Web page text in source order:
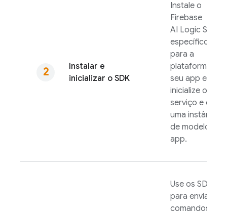
Instalar e
inicializar o SDK
Instale o
Firebase
AI Logic SDK
específico
para a
plataforma do
seu app e
inicialize o
serviço e crie
uma instância
de modelo no
app.
Use os SDKs
para enviar
comandos